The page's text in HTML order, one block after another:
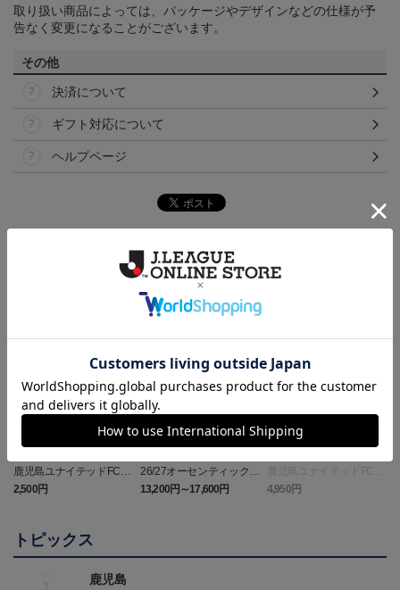
取り扱い商品によっては、パッケージやデザインなどの仕様が予
告なく変更になることがございます。
その他
決済について
ギフト対応について
ヘルプページ
鹿児島ユナイテッドFC
バクーダ タオルマフラ
ー
2,500円
26/27オーセンティックユ
ニフォーム（FP1st）
13,200円～17,600円
鹿児島ユナイテッドFC
バクーダ Tシャツ BLACK
4,950円
トピックス
鹿児島